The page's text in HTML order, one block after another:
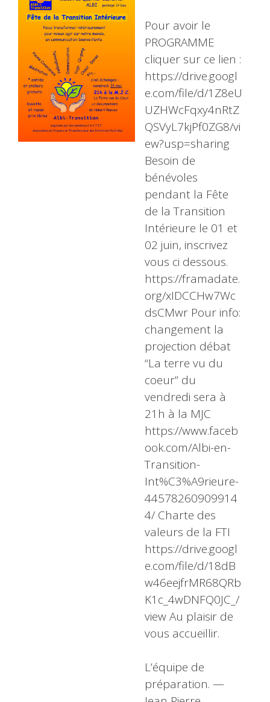
Pour avoir le
PROGRAMME
cliquer sur ce lien :
https://drive.googl
e.com/file/d/1Z8eU
UZHWcFqxy4nRtZ
QSVyL7kjPf0ZG8/vi
ew?usp=sharing
Besoin de
bénévoles
pendant la Fête
de la Transition
Intérieure le 01 et
02 juin, inscrivez
vous ci dessous.
https://framadate.
org/xIDCCHw7Wc
dsCMwr Pour info:
changement la
projection débat
“La terre vu du
coeur” du
vendredi sera à
21h à la MJC
https://www.faceb
ook.com/Albi-en-
Transition-
Int%C3%A9rieure-
44578260909914
4/ Charte des
valeurs de la FTI
https://drive.googl
e.com/file/d/18dB
w46eejfrMR68QRb
K1c_4wDNFQ0JC_/
view Au plaisir de
vous accueillir.
L’équipe de
préparation. —